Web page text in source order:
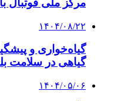
مرکز ملی فوتبال
۱۴۰۴/۰۸/۲۲
گیاه‌خواری و
گیاهی در سلامت
۱۴۰۴/۰۵/۰۶